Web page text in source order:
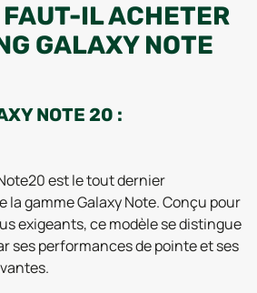
FAUT-IL ACHETER
GALAXY NOTE
NOTE 20 :
est le tout dernier
la gamme Galaxy Note. Conçu pour
exigeants, ce modèle se distingue
ses performances de pointe et ses